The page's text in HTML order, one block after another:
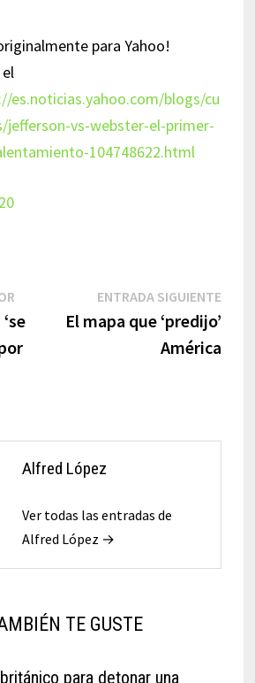
para Yahoo!
es.noticias.yahoo.com/blogs/cu
jefferson-vs-webster-el-primer-
104748622.html
Entrada
anterior:
ENTRADA SIGUIENTE
El mapa que ‘predijo’
América
Alfred López
Ver todas las entradas de
Alfred López →
TE GUSTE
para detonar una